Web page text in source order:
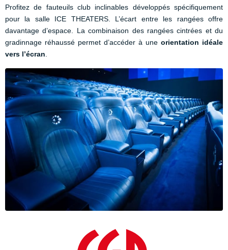
Profitez de fauteuils club inclinables développés spécifiquement
pour la salle ICE THEATERS. L’écart entre les rangées offre
davantage d’espace. La combinaison des rangées cintrées et du
gradinnage réhaussé permet d’accéder à une orientation idéale
vers l’écran